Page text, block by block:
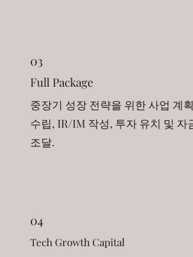
03
Full Package
중장기 성장 전략을 위한 사업 계획
수립, IR/IM 작성, 투자 유치 및 자금
조달.
04
Tech Growth Capital